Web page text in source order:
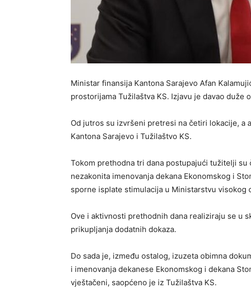
Ministar finansija Kantona Sarajevo Afan
prostorijama Tužilaštva KS. Izjavu je davao duže
Od jutros su izvršeni pretresi na četiri lokacije, a
Kantona Sarajevo i Tužilaštvo KS.
Tokom prethodna tri dana postupajući tužitelji
nezakonita imenovanja dekana Ekonomskog i
sporne isplate stimulacija u Ministarstvu visokog
Ove i aktivnosti prethodnih dana realiziraju se u
prikupljanja dodatnih dokaza.
Do sada je, između ostalog, izuzeta obimna
i imenovanja dekanese Ekonomskog i dekana
vještačeni, saopćeno je iz Tužilaštva KS.